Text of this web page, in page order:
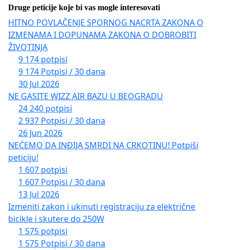
Druge peticije koje bi vas mogle interesovati
HITNO POVLAČENJE SPORNOG NACRTA ZAKONA O
IZMENAMA I DOPUNAMA ZAKONA O DOBROBITI
ŽIVOTINJA
9 174 potpisi
9 174 Potpisi / 30 dana
30 Jul 2026
NE GASITE WIZZ AIR BAZU U BEOGRADU
24 240 potpisi
2 937 Potpisi / 30 dana
26 Jun 2026
NEĆEMO DA INĐIJA SMRDI NA CRKOTINU! Potpiši
peticiju!
1 607 potpisi
1 607 Potpisi / 30 dana
13 Jul 2026
Izmeniti zakon i ukinuti registraciju za električne
bicikle i skutere do 250W
1 575 potpisi
1 575 Potpisi / 30 dana